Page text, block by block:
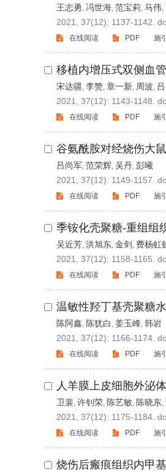
王志勇, 冯世海, 范宝莉, 马伟,
2021, 37(12): 1137-1142.
在线阅读 PDF 施
移植内增压式双侧血
宋达疆, 李赞, 章一新, 周波,
2021, 37(12): 1143-1148.
在线阅读 PDF 施
谷氨酰胺对经烧伤大
吕尚军, 范荣辉, 吴丹, 彭曦
2021, 37(12): 1149-1157.
在线阅读 PDF 施
季铵化壳聚糖-重组组
吴近芳, 洪旭东, 金剑 , 费杨虹
2021, 37(12): 1158-1165.
在线阅读 PDF 施
温敏性羟丁基壳聚糖
陈阿鑫, 陈犹白 , 姜玉峰, 韩岩
2021, 37(12): 1166-1174.
在线阅读 PDF 施
人羊膜上皮细胞外泌
卫裴, 许钊荣, 陈艺敏, 陈晓东,
2021, 37(12): 1175-1184.
在线阅读 PDF 施
烧伤后瘢痕组织内甲